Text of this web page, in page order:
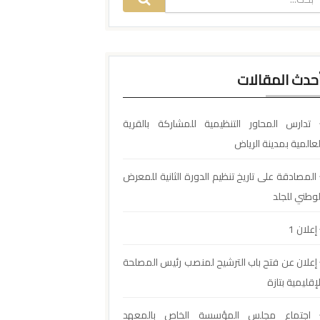
المقالات
تدارس المحاور التنظيمية للمشاركة بالقرية
بمدينة الرياض
المصادقة على تاريخ تنظيم الدورة الثانية للمعرض
للجلد
إعلان 1
إعلان عن فتح باب الترشيح لمنصب رئيس المصلحة
بتازة
اجتماع مجلس المؤسسة الخاص بالمعهد